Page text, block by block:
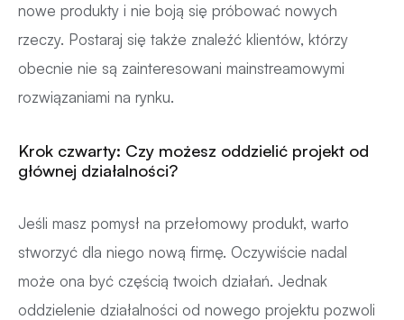
nowe produkty i nie boją się próbować nowych
rzeczy. Postaraj się także znaleźć klientów, którzy
obecnie nie są zainteresowani mainstreamowymi
rozwiązaniami na rynku.
Krok czwarty: Czy możesz oddzielić projekt od
głównej działalności?
Jeśli masz pomysł na przełomowy produkt, warto
stworzyć dla niego nową firmę. Oczywiście nadal
może ona być częścią twoich działań. Jednak
oddzielenie działalności od nowego projektu pozwoli